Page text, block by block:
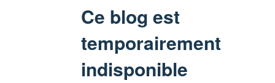
Ce blog est
temporairement
indisponible